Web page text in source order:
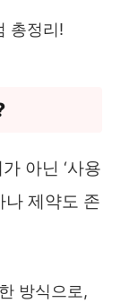
아닌 ‘사용
나 제약도 존
방식으로,